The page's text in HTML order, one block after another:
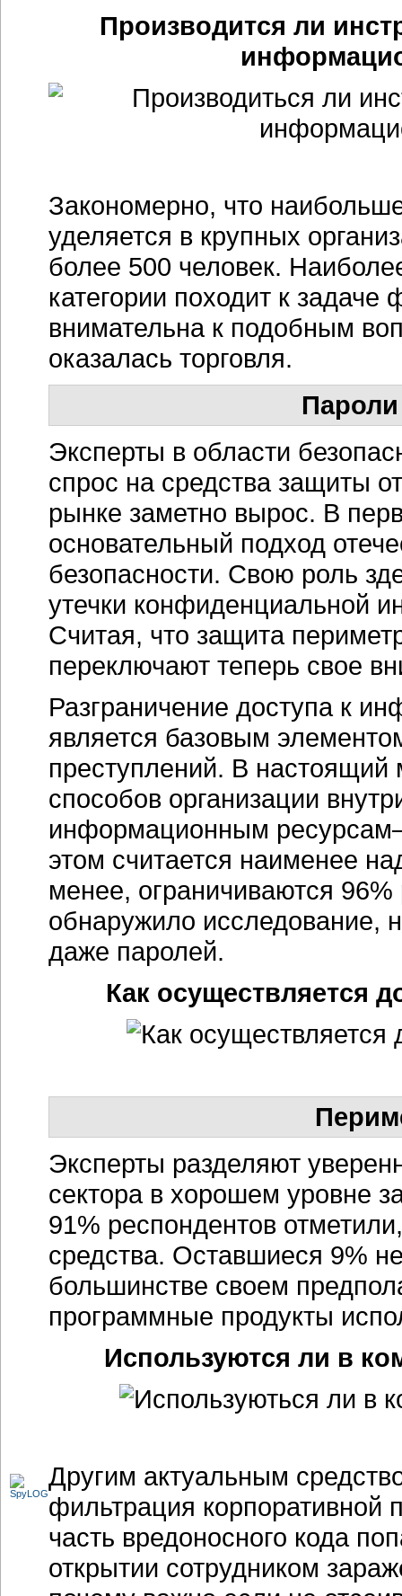
Производится ли
Закономерно, что
уделяется в крупных
более 500 человек.
категории походит к
внимательна к подобным
оказалась торговля.
Эксперты в области
спрос на средства защиты
рынке заметно вырос. В
основательный подход
безопасности. Свою роль
утечки конфиденциальной
Считая, что защита
переключают теперь свое
Разграничение доступа к
является базовым
преступлений. В настоящий
способов организации
информационным
этом считается наименее
менее, ограничиваются
обнаружило исследование,
даже паролей.
Как осуществляется
Эксперты разделяют
сектора в хорошем уровне
91% респондентов
средства. Оставшиеся 9%
большинстве своем
программные продукты
Используются ли в
Другим актуальным
фильтрация корпоративной
часть вредоносного кода
открытии сотрудником